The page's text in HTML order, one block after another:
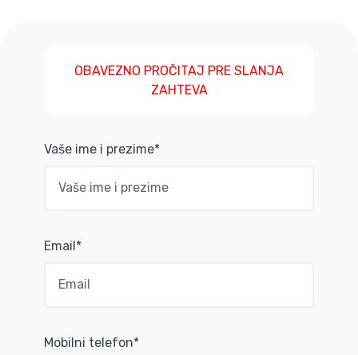
OBAVEZNO PROČITAJ PRE SLANJA
ZAHTEVA
Vaše ime i prezime*
Email*
Mobilni telefon*